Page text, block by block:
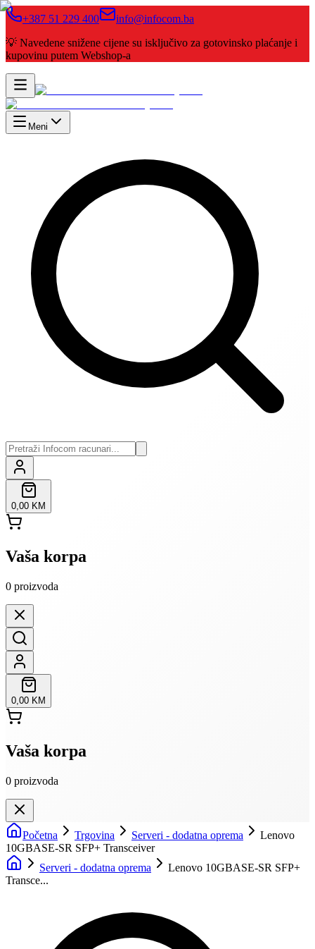
+387 51 229 400
info@infocom.ba
💡 Navedene snižene cijene su isključivo za gotovinsko plaćanje i
kupovinu putem Webshop-a
Meni
0,00 KM
Vaša korpa
0 proizvoda
0,00 KM
Vaša korpa
0 proizvoda
Početna Trgovina Serveri - dodatna oprema
Lenovo
10GBASE-SR SFP+ Transceiver
Serveri - dodatna oprema
Lenovo 10GBASE-SR SFP+
Transce...